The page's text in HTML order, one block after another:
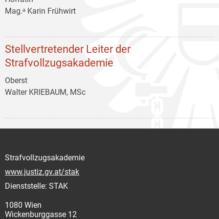
Mag.ᵃ Karin Frühwirt
Stellvertretender Leiter der
Strafvollzugsakademie
Oberst
Walter KRIEBAUM, MSc
Strafvollzugsakademie
www.justiz.gv.at/stak
Dienststelle: STAK
1080 Wien
Wickenburggasse 12